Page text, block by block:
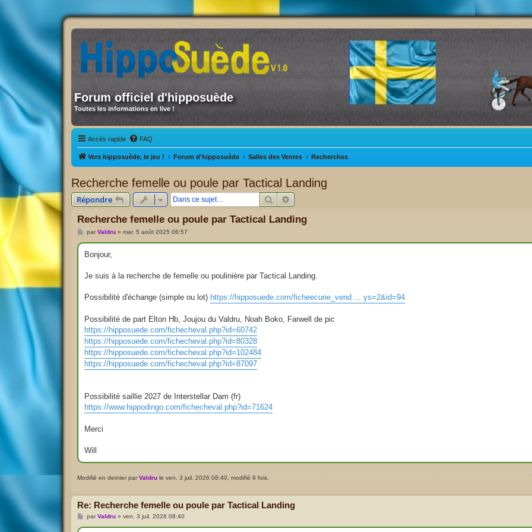
Forum officiel d'hipposuède
Toutes les informations en live !
Accès rapide FAQ
Vers hipposuède, le jeu ! Forum d'hipposuède Salles des Ventes Recherches
Recherche femelle ou poule par Tactical Landing
Répondre Rechercher
Recherche femelle ou poule par Tactical Landing
M
s
s
e
par Valdru» mar. 5 août 2025 06:57
Bonjour,
Je suis à la recherche de femelle ou poulinière par Tactical Landing.
Possibilité d'échange (simple ou lot) https://hipposuede.com/ficheecurie_vend ... ys=2&id=94
Possibilité de part Elton Hb, Joujou du Valdru, Noah Boko, Farwell de pic
https://hipposuede.com/fichecheval.php?id=60742
https://hipposuede.com/fichecheval.php?id=80328
https://hipposuede.com/fichecheval.php?id=102484
https://hipposuede.com/fichecheval.php?id=87097
Possibilité saillie 2027 de Interstellar Dam (fr)
https://www.hippodingo.com/fichecheval.php?id=71624
Merci
Will
Modifié en dernier par Valdru le ven. 3 juil. 2026 08:40, modifié 9 fois.
Re: Recherche femelle ou poule par Tactical Landing
M
s
parValdru» ven. 3 juil. 2026 08:40